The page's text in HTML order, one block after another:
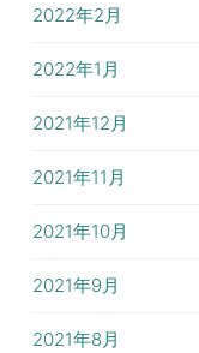
2022年2月
2022年1月
2021年12月
2021年11月
2021年10月
2021年9月
2021年8月